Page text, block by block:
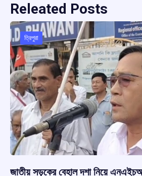
Releated Posts
ত্রিপুরা
জাতীয় সড়কের বেহাল দশা নিয়ে